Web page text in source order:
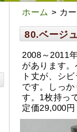
ホーム > カ
80.ベージ
2008～2011
があります
ト丈が、シ
です。しっ
す。1枚持っ
定価29,000